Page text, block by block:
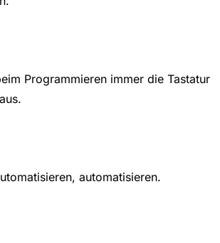
Programmieren immer die Tastatur
automatisieren.